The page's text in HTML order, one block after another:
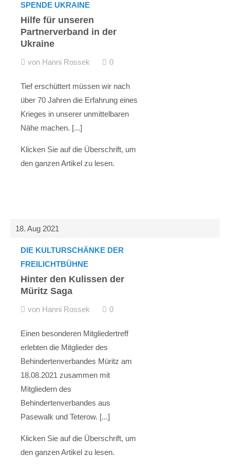
SPENDE UKRAINE
Hilfe für unseren
Partnerverband in der
Ukraine
von Hanni Rossek 0
Tief erschüttert müssen wir nach
über 70 Jahren die Erfahrung eines
Krieges in unserer unmittelbaren
Nähe machen. [...]
Klicken Sie auf die Überschrift, um
den ganzen Artikel zu lesen.
18. Aug 2021
DIE KULTURSCHÄNKE DER
FREILICHTBÜHNE
Hinter den Kulissen der
Müritz Saga
von Hanni Rossek 0
Einen besonderen Mitgliedertreff
erlebten die Mitglieder des
Behindertenverbandes Müritz am
18.08.2021 zusammen mit
Mitgliedern des
Behindertenverbandes aus
Pasewalk und Teterow. [...]
Klicken Sie auf die Überschrift, um
den ganzen Artikel zu lesen.